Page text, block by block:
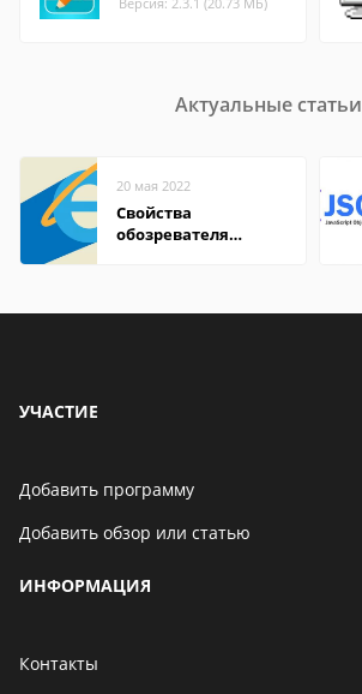
Актуальные статьи
20 мая 2022
Свойства
обозревателя
УЧАСТИЕ
Добавить программу
Добавить обзор или статью
ИНФОРМАЦИЯ
Контакты